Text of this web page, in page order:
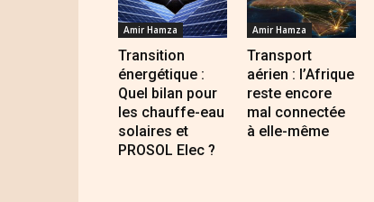
Amir Hamza
Transition
énergétique :
Quel bilan pour
les chauffe-eau
solaires et
PROSOL Elec ?
Amir Hamza
Transport
aérien : l’Afrique
reste encore
mal connectée
à elle-même